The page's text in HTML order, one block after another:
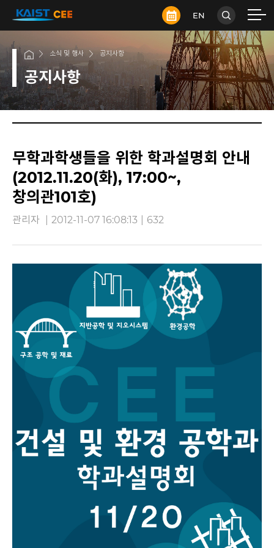
EN
소식 및 행사 공지사항
공지사항
무학과학생들을 위한 학과설명회 안내
(2012.11.20(화), 17:00~,
창의관101호)
관리자 2012-11-07 16:08:13 632